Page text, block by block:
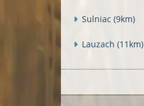
Sulniac (9km)
Lauzach (11km)